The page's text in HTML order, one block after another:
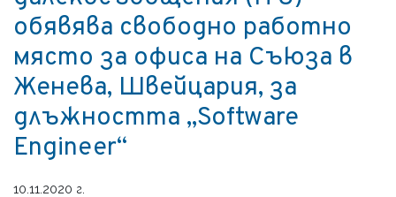
обявява свободно работно
място за офиса на Съюза в
Женева, Швейцария, за
длъжността „Software
Engineer“
10.11.2020 г.